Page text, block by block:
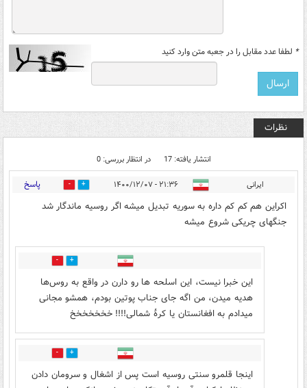
* لطفا عدد مقابل را در جعبه متن وارد کنید
نظرات
انتشار یافته: 17 در انتظار بررسی: 0
ایرانی ۲۱:۳۶ - ۱۴۰۰/۱۲/۰۷ 23 پاسخ
اکراین هم کم کم داره به سوریه تبدیل میشه اگر روسیه ماندگار شد
جنگهای چریکی شروع میشه
19
این خبرا نیست، این اسلحه ها رو دارن در واقع به روس‌ها
هدیه میدن، من اگه جای جناب پوتین بودم، همشو مجانی
میدادم به افغانستان یا کرهٔ شمالی!!!! خخخخخخخ
11
اینجا قلمرو سنتی روسیه است پس از اشغال و سرومان دادن